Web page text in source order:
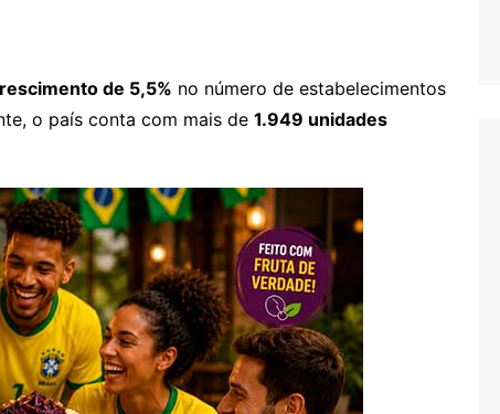
de 5,5% no número de estabelecimentos
o país conta com mais de 1.949 unidades